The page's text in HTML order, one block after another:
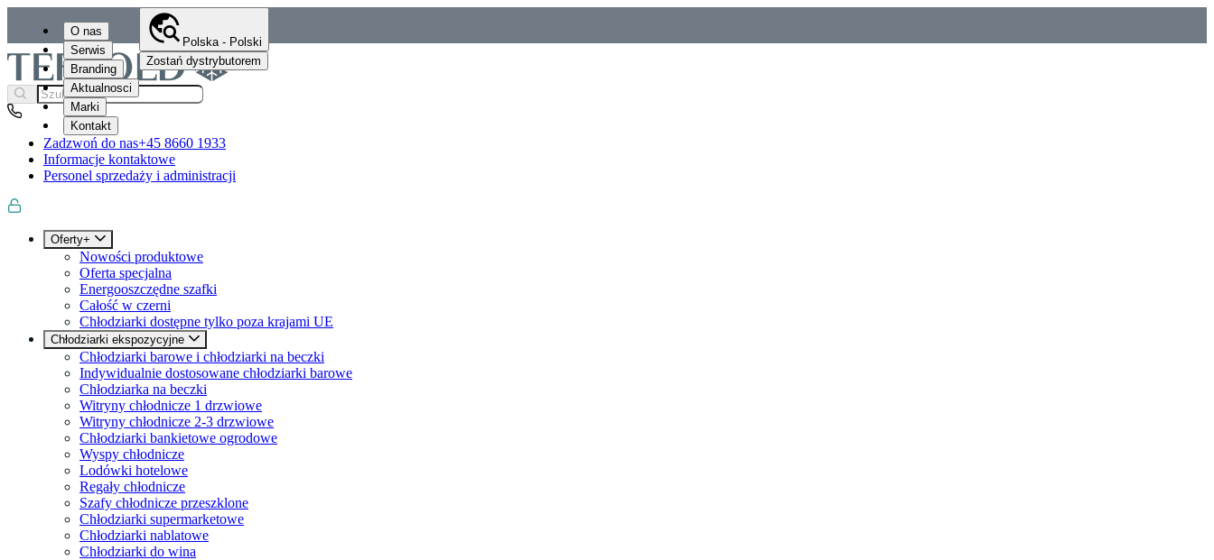
O nas
Serwis
Branding
Aktualnosci
Marki
Kontakt
Polska - Polski
Zostań dystrybutorem
Zadzwoń do nas+45 8660 1933
Informacje kontaktowe
Personel sprzedaży i administracji
Oferty+
Nowości produktowe
Oferta specjalna
Energooszczędne szafki
Całość w czerni
Chłodziarki dostępne tylko poza krajami UE
Chłodziarki ekspozycyjne
Chłodziarki barowe i chłodziarki na beczki
Indywidualnie dostosowane chłodziarki barowe
Chłodziarka na beczki
Witryny chłodnicze 1 drzwiowe
Witryny chłodnicze 2-3 drzwiowe
Chłodziarki bankietowe ogrodowe
Wyspy chłodnicze
Lodówki hotelowe
Regały chłodnicze
Szafy chłodnicze przeszklone
Chłodziarki supermarketowe
Chłodziarki nablatowe
Chłodziarki do wina